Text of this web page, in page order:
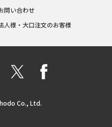
問い合わせ
人様・大口注文のお客様
Co., Ltd.